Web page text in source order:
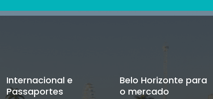
Internacional e
Passaportes
Belo Horizonte para
o mercado